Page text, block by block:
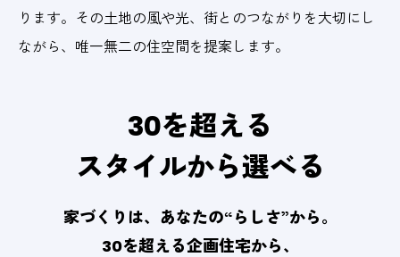
ります。その土地の風や光、街とのつながりを大切にし
ながら、唯一無二の住空間を提案します。
30を超える
スタイルから選べる
家づくりは、 あなたの“らしさ”から。
30を超える企画住宅から、